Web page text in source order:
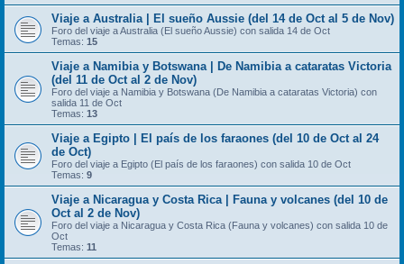
Viaje a Australia | El sueño Aussie (del 14 de Oct al 5 de Nov)
Foro del viaje a Australia (El sueño Aussie) con salida 14 de Oct
Temas: 15
Viaje a Namibia y Botswana | De Namibia a cataratas Victoria
(del 11 de Oct al 2 de Nov)
Foro del viaje a Namibia y Botswana (De Namibia a cataratas Victoria) con
salida 11 de Oct
Temas: 13
Viaje a Egipto | El país de los faraones (del 10 de Oct al 24
de Oct)
Foro del viaje a Egipto (El país de los faraones) con salida 10 de Oct
Temas: 9
Viaje a Nicaragua y Costa Rica | Fauna y volcanes (del 10 de
Oct al 2 de Nov)
Foro del viaje a Nicaragua y Costa Rica (Fauna y volcanes) con salida 10 de
Oct
Temas: 11